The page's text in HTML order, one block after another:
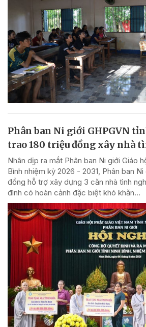
Phân ban Ni giới GHPGVN
trao 180 triệu đồng xây nhà
Nhân dịp ra mắt Phân ban Ni giới Giáo
Bình nhiệm kỳ 2026 - 2031, Phân ban
đồng hỗ trợ xây dựng 3 căn nhà tình
đình có hoàn cảnh đặc biệt khó khăn...